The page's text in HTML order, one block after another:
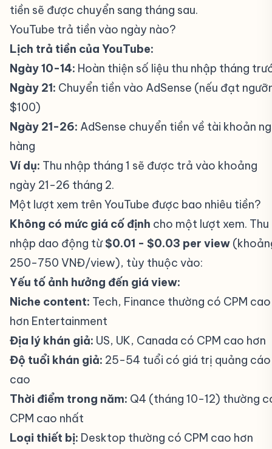
tiền sẽ được chuyển sang tháng sau.
YouTube trả tiền vào ngày nào?
Lịch trả tiền của YouTube:
Ngày 10-14: Hoàn thiện số liệu thu nhập tháng
Ngày 21: Chuyển tiền vào AdSense (nếu đạt
$100)
Ngày 21-26: AdSense chuyển tiền về tài khoản
hàng
Ví dụ: Thu nhập tháng 1 sẽ được trả vào khoảng
ngày 21-26 tháng 2.
Một lượt xem trên YouTube được bao nhiêu tiền?
Không có mức giá cố định cho một lượt xem. Thu
nhập dao động từ$0.01 - $0.03 per view
250-750 VNĐ/view), tùy thuộc vào:
Yếu tố ảnh hưởng đến giá view:
Niche content: Tech, Finance thường có CPM cao
hơn Entertainment
Địa lý khán giả: US, UK, Canada có CPM cao hơn
Độ tuổi khán giả: 25-54 tuổi có giá trị quảng cáo
cao
Thời điểm trong năm: Q4 (tháng 10-12) thường
CPM cao nhất
Loại thiết bị: Desktop thường có CPM cao hơn